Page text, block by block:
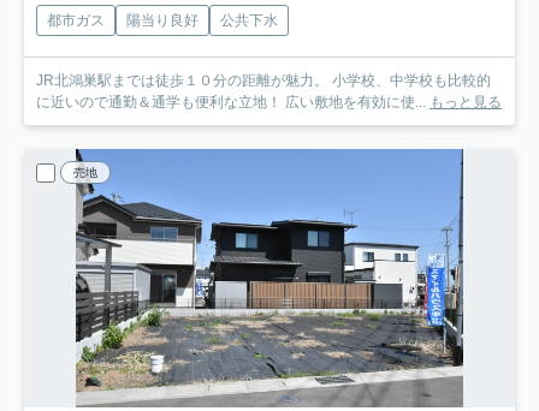
都市ガス 陽当り良好 公共下水
JR北鴻巣駅までは徒歩１０分の距離が魅力。 小学校、中学校も比較的
に近いので通勤＆通学も便利な立地！ 広い敷地を有効に使...
もっと見る
売地